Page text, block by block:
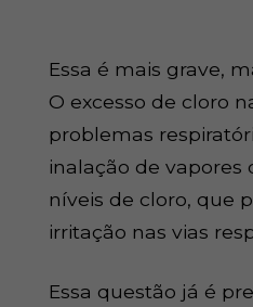
Essa é mais grave,
O excesso de cloro
problemas
inalação de vapores
níveis de cloro, que
irritação nas vias
Essa questão já é